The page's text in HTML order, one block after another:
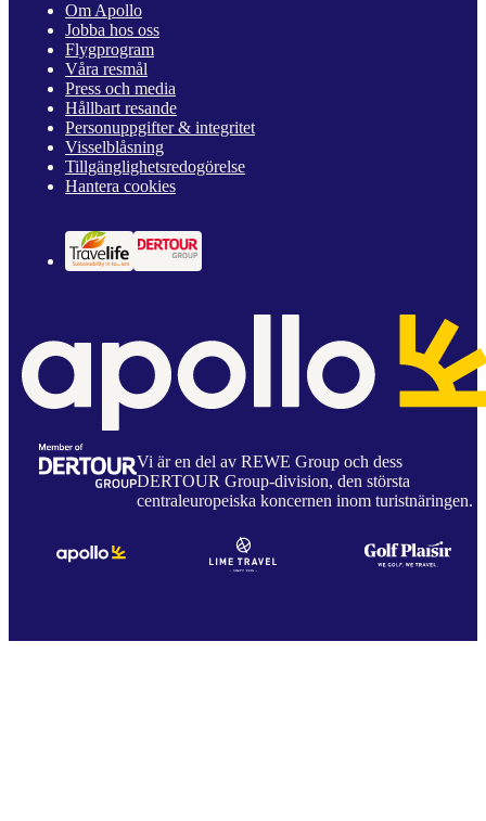
Om Apollo
Jobba hos oss
Flygprogram
Våra resmål
Press och media
Hållbart resande
Personuppgifter & integritet
Visselblåsning
Tillgänglighetsredogörelse
Hantera cookies
Vi är en del av REWE Group och dess
DERTOUR Group-division, den största
centraleuropeiska koncernen inom turistnäringen.